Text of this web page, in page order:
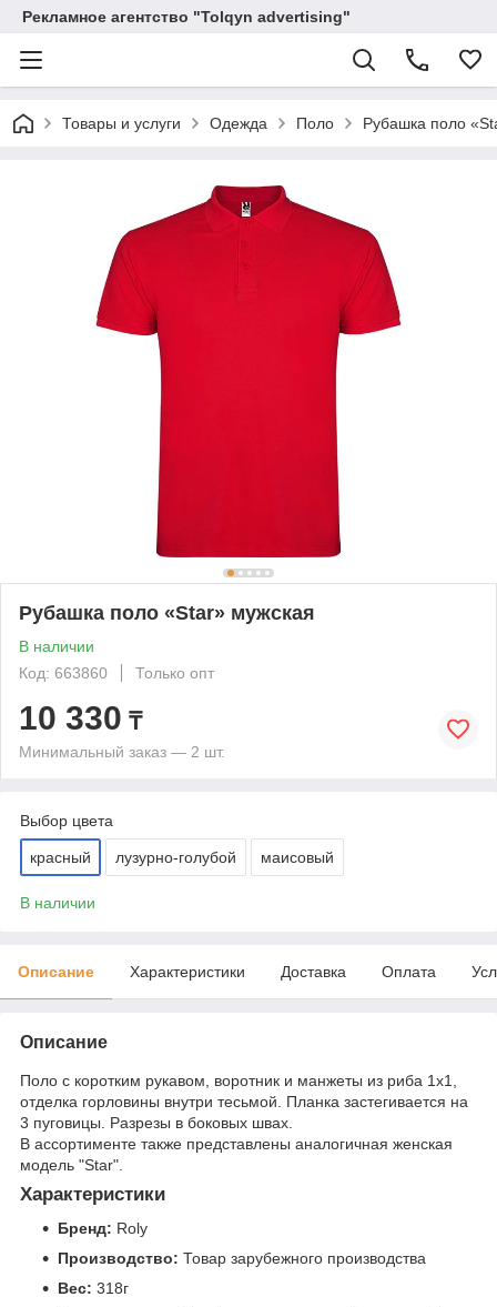
Рекламное агентство "Tolqyn advertising"
Товары и услуги Одежда Поло Рубашка поло
Рубашка поло «Star» мужская
В наличии
Код: 663860
Только опт
10 330 ₸
Минимальный заказ — 2 шт.
Выбор цвета
красный лузурно-голубой маисовый
В наличии
Описание Характеристики Доставка Оплата
Описание
Поло с коротким рукавом, воротник и манжеты из риба 1х1,
отделка горловины внутри тесьмой. Планка застегивается на
3 пуговицы. Разрезы в боковых швах.
В ассортименте также представлены аналогичная женская
модель "Star".
Характеристики
Бренд: Roly
Производство: Товар зарубежного производства
Вес: 318г